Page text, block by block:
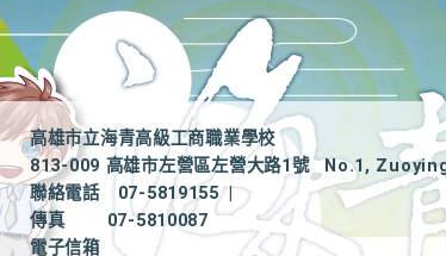
高雄市立海青高級工商職業學校
813-009 高雄市左營區左營大路1號
No.1,
聯絡電話
07-5819155
|
傳真
07-5810087
電子信箱